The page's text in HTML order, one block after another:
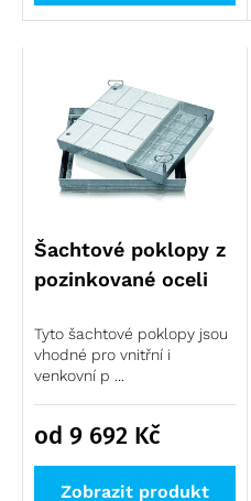
Šachtové poklopy z
pozinkované oceli
Tyto šachtové poklopy jsou
vhodné pro vnitřní i
venkovní p ...
od 9 692 Kč
Zobrazit produkt